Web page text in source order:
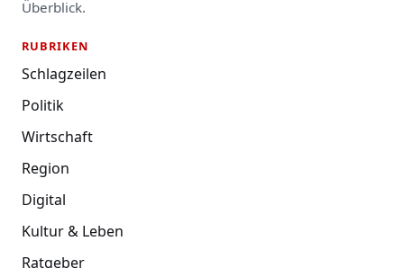
Überblick.
RUBRIKEN
Schlagzeilen
Politik
Wirtschaft
Region
Digital
Kultur & Leben
Ratgeber